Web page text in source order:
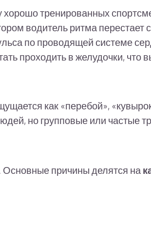
тренированных
водитель ритма перестает
по проводящей системе
проходить в желудочки, что
как «перебой»,
но групповые или частые
причины делятся на